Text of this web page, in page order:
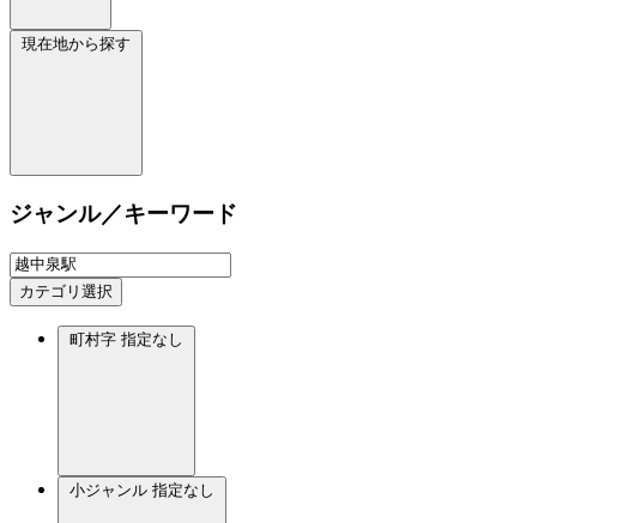
現在地から探す
ジャンル／キーワード
カテゴリ選択
町村字 指定なし
小ジャンル 指定なし